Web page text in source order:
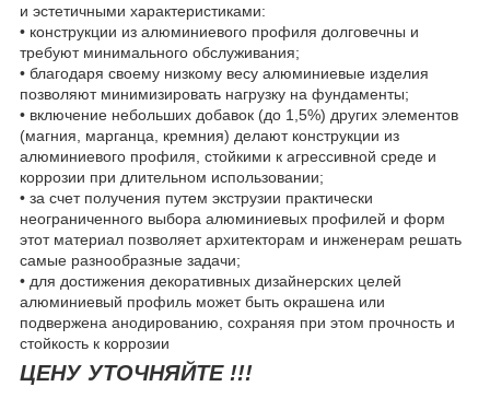
и эстетичными характеристиками:
• конструкции из алюминиевого профиля долговечны и
требуют минимального обслуживания;
• благодаря своему низкому весу алюминиевые изделия
позволяют минимизировать нагрузку на фундаменты;
• включение небольших добавок (до 1,5%) других элементов
(магния, марганца, кремния) делают конструкции из
алюминиевого профиля, стойкими к агрессивной среде и
коррозии при длительном использовании;
• за счет получения путем экструзии практически
неограниченного выбора алюминиевых профилей и форм
этот материал позволяет архитекторам и инженерам решать
самые разнообразные задачи;
• для достижения декоративных дизайнерских целей
алюминиевый профиль может быть окрашена или
подвержена анодированию, сохраняя при этом прочность и
стойкость к коррозии
ЦЕНУ УТОЧНЯЙТЕ !!!